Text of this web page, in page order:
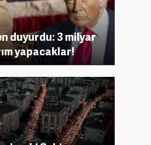
duyurdu: 3 milyar
yapacaklar!